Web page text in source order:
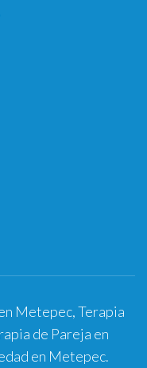
Metepec, Terapia
de Pareja en
en Metepec.